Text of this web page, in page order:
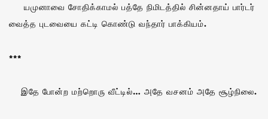
யமுனாவை சோதிக்காமல் பத்தே நிமிடத்தில் சின்னதாய் பார்டர்
வைத்த புடவையை கட்டி கொண்டு வந்தார் பாக்கியம்.
***
இதே போன்ற மற்றொரு வீட்டில்… அதே வசனம் அதே சூழ்நிலை.